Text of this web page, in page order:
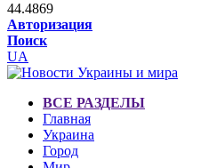
44.4869
Авторизация
Поиск
UA
ВСЕ РАЗДЕЛЫ
Главная
Украина
Город